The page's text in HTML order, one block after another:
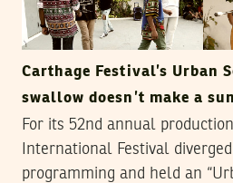
Carthage Festival’s Urban
swallow doesn’t make a
For its 52nd annual
International Festival
programming and held an